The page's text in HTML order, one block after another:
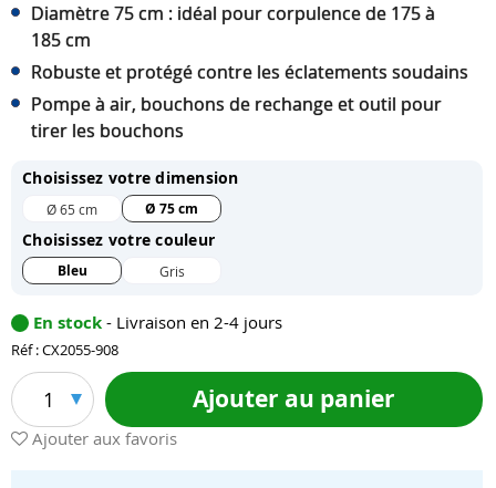
Diamètre 75 cm : idéal pour corpulence de 175 à
185 cm
Robuste et protégé contre les éclatements soudains
Pompe à air, bouchons de rechange et outil pour
tirer les bouchons
Choisissez votre dimension
Ø 65 cm Ø 75 cm
Choisissez votre couleur
Bleu Gris
En stock - Livraison en 2-4 jours
Réf : CX2055-908
1 Ajouter au panier
Ajouter aux favoris